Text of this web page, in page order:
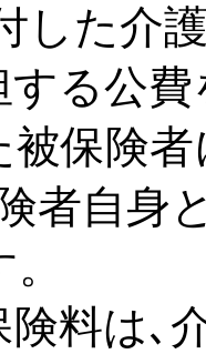
した介
る公
被保険
者自身
料は､